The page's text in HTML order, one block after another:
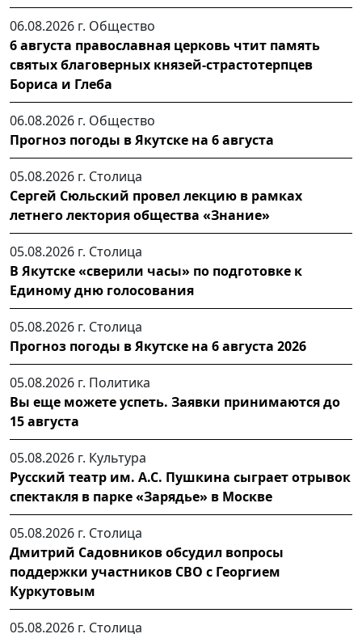
06.08.2026 г. Общество
6 августа православная церковь чтит память
святых благоверных князей-страстотерпцев
Бориса и Глеба
06.08.2026 г. Общество
Прогноз погоды в Якутске на 6 августа
05.08.2026 г. Столица
Сергей Сюльский провел лекцию в рамках
летнего лектория общества «Знание»
05.08.2026 г. Столица
В Якутске «сверили часы» по подготовке к
Единому дню голосования
05.08.2026 г. Столица
Прогноз погоды в Якутске на 6 августа 2026
05.08.2026 г. Политика
Вы еще можете успеть. Заявки принимаются до
15 августа
05.08.2026 г. Культура
Русский театр им. А.С. Пушкина сыграет отрывок
спектакля в парке «Зарядье» в Москве
05.08.2026 г. Столица
Дмитрий Садовников обсудил вопросы
поддержки участников СВО с Георгием
Куркутовым
05.08.2026 г. Столица